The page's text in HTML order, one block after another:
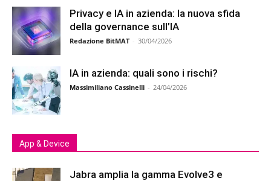
Privacy e IA in azienda: la nuova sfida
della governance sull’IA
Redazione BitMAT - 30/04/2026
IA in azienda: quali sono i rischi?
Massimiliano Cassinelli - 24/04/2026
App & Device
Jabra amplia la gamma Evolve3 e